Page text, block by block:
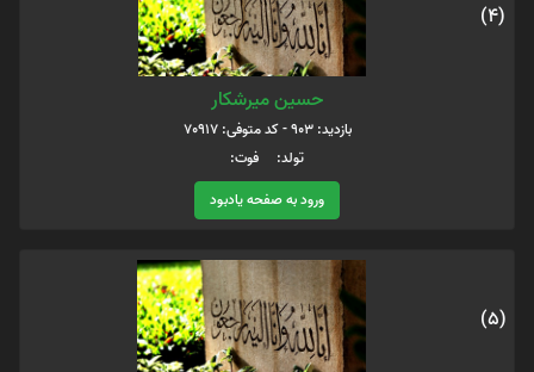
(4)
حسین میرشکار
بازدید: 903 - کد متوفی: 70917
تولد: فوت:
ورود به صفحه یادبود
(5)